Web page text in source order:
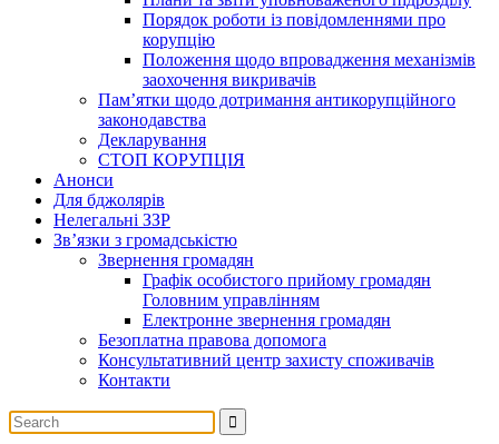
Порядок роботи із повідомленнями про
корупцію
Положення щодо впровадження механізмів
заохочення викривачів
Пам’ятки щодо дотримання антикорупційного
законодавства
Декларування
СТОП КОРУПЦІЯ
Анонси
Для бджолярів
Нелегальні ЗЗР
Зв’язки з громадськістю
Звернення громадян
Графік особистого прийому громадян
Головним управлінням
Електронне звернення громадян
Безоплатна правова допомога
Консультативний центр захисту споживачів
Контакти